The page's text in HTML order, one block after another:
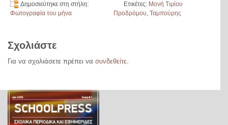
Δημοσιεύτηκε στη στήλη:
Φωτογραφία του μήνα
Ετικέτες: Μονή Τιμίου
Προδρόμου, Ταμπούρης
Σχολιάστε
Για να σχολιάσετε πρέπει να συνδεθείτε.